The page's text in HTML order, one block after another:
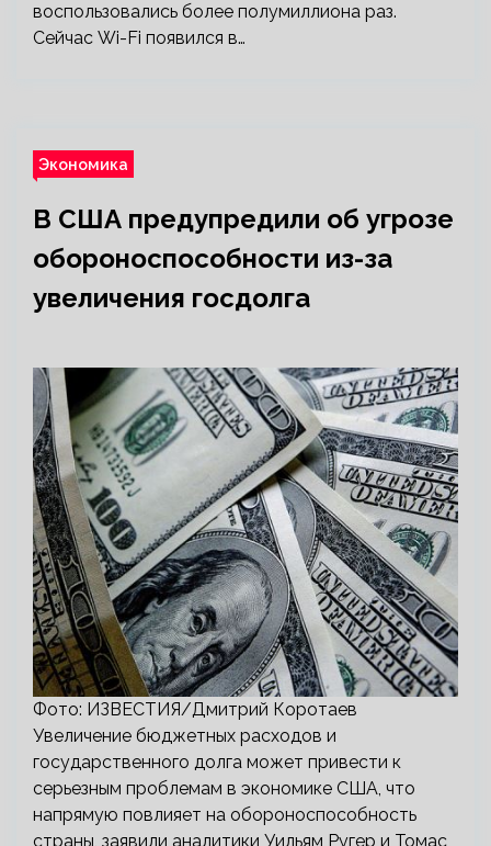
воспользовались более полумиллиона раз.
Сейчас Wi-Fi появился в…
Экономика
В США предупредили об угрозе
обороноспособности из-за
увеличения госдолга
Фото: ИЗВЕСТИЯ/Дмитрий Коротаев
Увеличение бюджетных расходов и
государственного долга может привести к
серьезным проблемам в экономике США, что
напрямую повлияет на обороноспособность
страны, заявили аналитики Уильям Ругер и Томас